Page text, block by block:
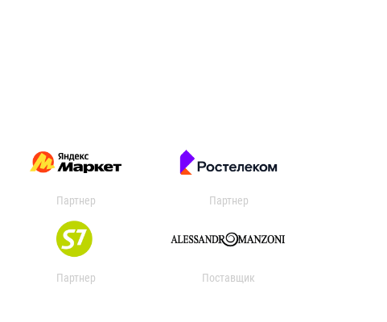
Партнер Партнер
Партнер Поставщик